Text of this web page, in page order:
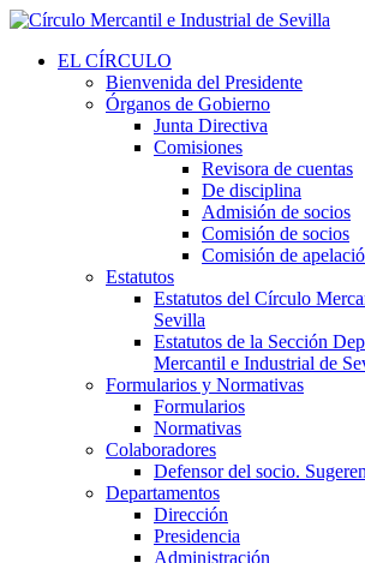
EL CÍRCULO
Bienvenida del Presidente
Órganos de Gobierno
Junta Directiva
Comisiones
Revisora de cuentas
De disciplina
Admisión de socios
Comisión de socios
Comisión de
Estatutos
Estatutos del Círculo
Sevilla
Estatutos de la Sección
Mercantil e Industrial de
Formularios y Normativas
Formularios
Normativas
Colaboradores
Defensor del socio.
Departamentos
Dirección
Presidencia
Administración